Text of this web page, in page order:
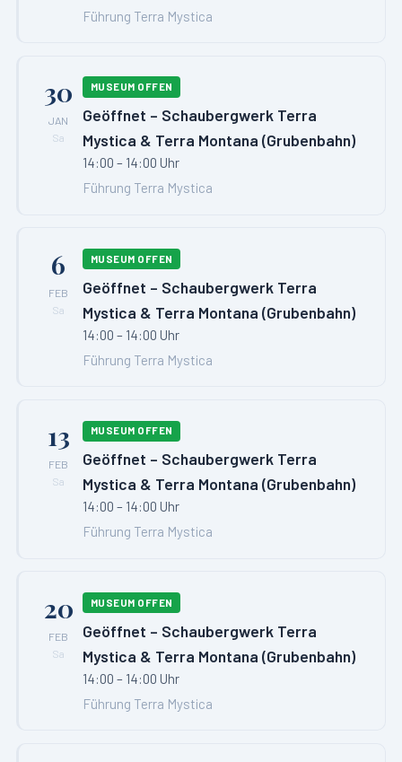
Führung Terra Mystica
30
JAN
Sa
MUSEUM OFFEN
Geöffnet – Schaubergwerk Terra
Mystica & Terra Montana (Grubenbahn)
14:00 – 14:00 Uhr
Führung Terra Mystica
6
FEB
Sa
MUSEUM OFFEN
Geöffnet – Schaubergwerk Terra
Mystica & Terra Montana (Grubenbahn)
14:00 – 14:00 Uhr
Führung Terra Mystica
13
FEB
Sa
MUSEUM OFFEN
Geöffnet – Schaubergwerk Terra
Mystica & Terra Montana (Grubenbahn)
14:00 – 14:00 Uhr
Führung Terra Mystica
20
FEB
Sa
MUSEUM OFFEN
Geöffnet – Schaubergwerk Terra
Mystica & Terra Montana (Grubenbahn)
14:00 – 14:00 Uhr
Führung Terra Mystica